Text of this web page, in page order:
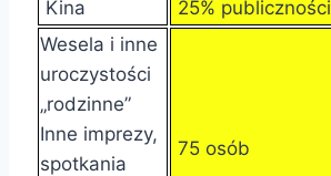
Kina 25% publiczności
Wesela i inne
uroczystości
„rodzinne”
Inne imprezy,
spotkania
75 osób